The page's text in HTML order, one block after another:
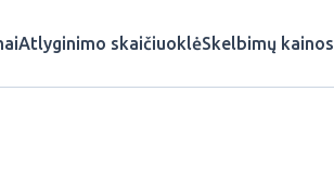
Atlyginimo skaičiuoklėSkelbimų kainos